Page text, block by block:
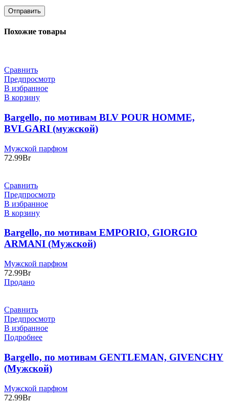
Похожие товары
Сравнить
Предпросмотр
В избранное
В корзину
Bargello, по мотивам BLV POUR HOMME,
BVLGARI (мужской)
Мужской парфюм
72.99Br
Сравнить
Предпросмотр
В избранное
В корзину
Bargello, по мотивам EMPORIO, GIORGIO
ARMANI (Мужской)
Мужской парфюм
72.99Br
Продано
Сравнить
Предпросмотр
В избранное
Подробнее
Bargello, по мотивам GENTLEMAN, GIVENCHY
(Мужской)
Мужской парфюм
72.99Br